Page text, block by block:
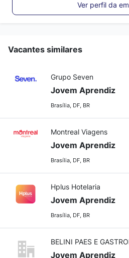
Ver perfil da
Vacantes similares
Grupo Seven
Jovem Aprendiz
Brasília, DF, BR
Montreal Viagens
Jovem Aprendiz
Brasília, DF, BR
Hplus Hotelaria
Jovem Aprendiz
Brasília, DF, BR
BELINI PAES E
Jovem Aprendiz